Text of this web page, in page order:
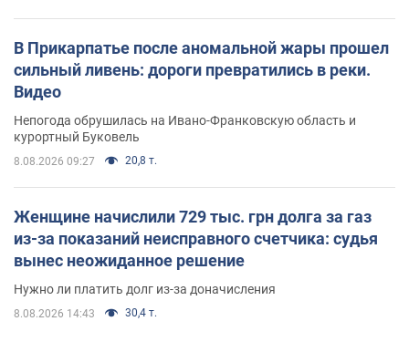
В Прикарпатье после аномальной жары прошел
сильный ливень: дороги превратились в реки.
Видео
Непогода обрушилась на Ивано-Франковскую область и
курортный Буковель
8.08.2026 09:27 20,8 т.
Женщине начислили 729 тыс. грн долга за газ
из-за показаний неисправного счетчика: судья
вынес неожиданное решение
Нужно ли платить долг из-за доначисления
8.08.2026 14:43 30,4 т.